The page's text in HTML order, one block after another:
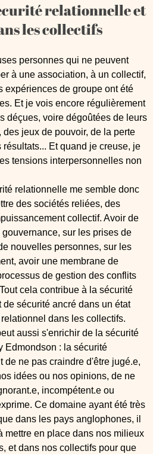
relationnelle et
les collectifs
personnes qui ne peuvent
à une association, à un collectif,
expériences de groupe ont été
Et je vois encore régulièrement
déçues, voire dégoûtées de leurs
jeux de pouvoir, de la perte
Et quand je creuse, je
tensions interpersonnelles non
relationnelle me semble donc
des sociétés reliées, des
collectif. Avoir de
sur les prises de
nouvelles personnes, sur les
avoir une membrane de
de gestion des conflits
cela contribue à la sécurité
sécurité ancré dans un état
dans les collectifs.
aussi s'enrichir de la sécurité
Edmondson : la sécurité
de ne pas craindre d'être jugé.e,
idées ou nos opinions, de ne
incompétent.e ou
Ce domaine ayant été très
dans les pays anglophones, il
mettre en place dans nos milieux
et dans nos collectifs pour que